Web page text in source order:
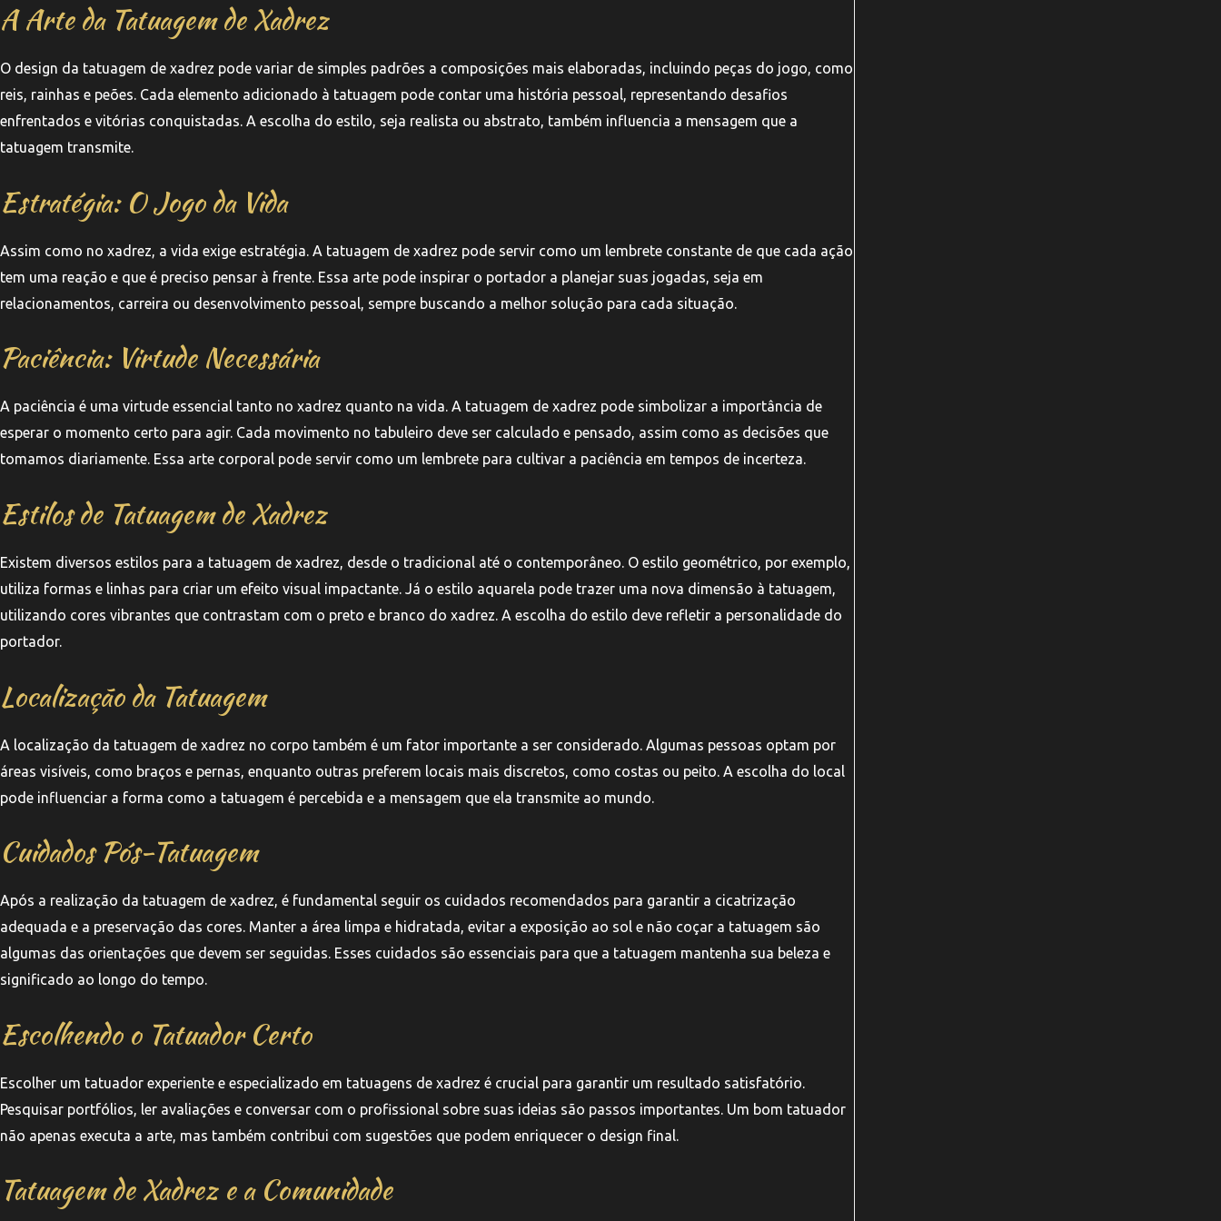
A Arte da Tatuagem de Xadrez
O design da tatuagem de xadrez pode variar de simples padrões a composições mais elaboradas, incluindo peças do jogo, como
reis, rainhas e peões. Cada elemento adicionado à tatuagem pode contar uma história pessoal, representando desafios
enfrentados e vitórias conquistadas. A escolha do estilo, seja realista ou abstrato, também influencia a mensagem que a
tatuagem transmite.
Estratégia: O Jogo da Vida
Assim como no xadrez, a vida exige estratégia. A tatuagem de xadrez pode servir como um lembrete constante de que cada ação
tem uma reação e que é preciso pensar à frente. Essa arte pode inspirar o portador a planejar suas jogadas, seja em
relacionamentos, carreira ou desenvolvimento pessoal, sempre buscando a melhor solução para cada situação.
Paciência: Virtude Necessária
A paciência é uma virtude essencial tanto no xadrez quanto na vida. A tatuagem de xadrez pode simbolizar a importância de
esperar o momento certo para agir. Cada movimento no tabuleiro deve ser calculado e pensado, assim como as decisões que
tomamos diariamente. Essa arte corporal pode servir como um lembrete para cultivar a paciência em tempos de incerteza.
Estilos de Tatuagem de Xadrez
Existem diversos estilos para a tatuagem de xadrez, desde o tradicional até o contemporâneo. O estilo geométrico, por exemplo,
utiliza formas e linhas para criar um efeito visual impactante. Já o estilo aquarela pode trazer uma nova dimensão à tatuagem,
utilizando cores vibrantes que contrastam com o preto e branco do xadrez. A escolha do estilo deve refletir a personalidade do
portador.
Localização da Tatuagem
A localização da tatuagem de xadrez no corpo também é um fator importante a ser considerado. Algumas pessoas optam por
áreas visíveis, como braços e pernas, enquanto outras preferem locais mais discretos, como costas ou peito. A escolha do local
pode influenciar a forma como a tatuagem é percebida e a mensagem que ela transmite ao mundo.
Cuidados Pós-Tatuagem
Após a realização da tatuagem de xadrez, é fundamental seguir os cuidados recomendados para garantir a cicatrização
adequada e a preservação das cores. Manter a área limpa e hidratada, evitar a exposição ao sol e não coçar a tatuagem são
algumas das orientações que devem ser seguidas. Esses cuidados são essenciais para que a tatuagem mantenha sua beleza e
significado ao longo do tempo.
Escolhendo o Tatuador Certo
Escolher um tatuador experiente e especializado em tatuagens de xadrez é crucial para garantir um resultado satisfatório.
Pesquisar portfólios, ler avaliações e conversar com o profissional sobre suas ideias são passos importantes. Um bom tatuador
não apenas executa a arte, mas também contribui com sugestões que podem enriquecer o design final.
Tatuagem de Xadrez e a Comunidade